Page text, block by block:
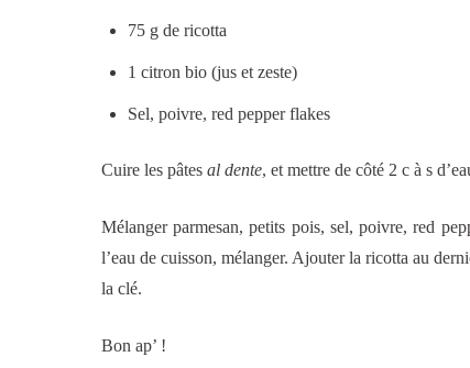
75 g de ricotta
1 citron bio (jus et zeste)
Sel, poivre, red pepper flakes
Cuire les pâtes al dente, et mettre de côté 2 c à s
Mélanger parmesan, petits pois, sel, poivre, red
l’eau de cuisson, mélanger. Ajouter la ricotta au
la clé.
Bon ap’ !